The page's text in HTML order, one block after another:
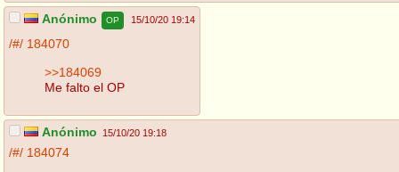
Anónimo OP 15/10/20 19:14
/#/ 184070
>>184069
Me falto el OP
Anónimo 15/10/20 19:18
/#/ 184074